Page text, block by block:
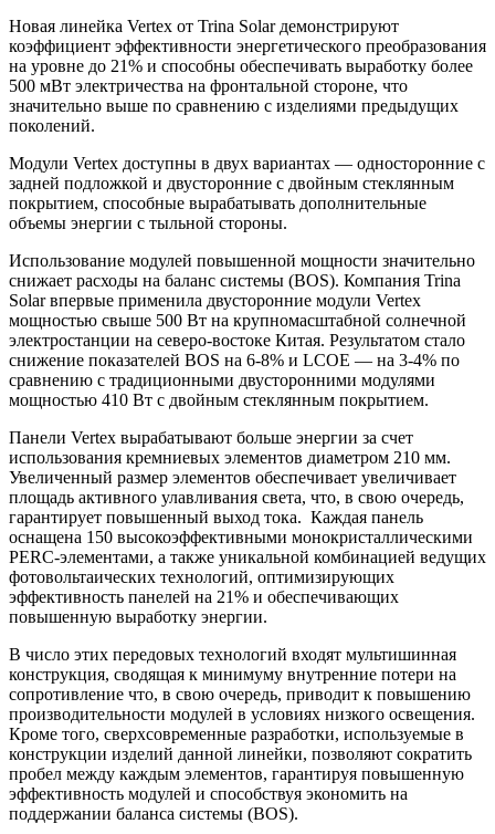
Новая линейка Vertex от Trina Solar демонстрируют
коэффициент эффективности энергетического преобразования
на уровне до 21% и способны обеспечивать выработку более
500 мВт электричества на фронтальной стороне, что
значительно выше по сравнению с изделиями предыдущих
поколений.
Модули Vertex доступны в двух вариантах — односторонние с
задней подложкой и двусторонние с двойным стеклянным
покрытием, способные вырабатывать дополнительные
объемы энергии с тыльной стороны.
Использование модулей повышенной мощности значительно
снижает расходы на баланс системы (BOS). Компания Trina
Solar впервые применила двусторонние модули Vertex
мощностью свыше 500 Вт на крупномасштабной солнечной
электростанции на северо-востоке Китая. Результатом стало
снижение показателей BOS на 6-8% и LCOE — на 3-4% по
сравнению с традиционными двусторонними модулями
мощностью 410 Вт с двойным стеклянным покрытием.
Панели Vertex вырабатывают больше энергии за счет
использования кремниевых элементов диаметром 210 мм.
Увеличенный размер элементов обеспечивает увеличивает
площадь активного улавливания света, что, в свою очередь,
гарантирует повышенный выход тока. Каждая панель
оснащена 150 высокоэффективными монокристаллическими
PERC-элементами, а также уникальной комбинацией ведущих
фотовольтаических технологий, оптимизирующих
эффективность панелей на 21% и обеспечивающих
повышенную выработку энергии.
В число этих передовых технологий входят мультишинная
конструкция, сводящая к минимуму внутренние потери на
сопротивление что, в свою очередь, приводит к повышению
производительности модулей в условиях низкого освещения.
Кроме того, сверхсовременные разработки, используемые в
конструкции изделий данной линейки, позволяют сократить
пробел между каждым элементов, гарантируя повышенную
эффективность модулей и способствуя экономить на
поддержании баланса системы (BOS).